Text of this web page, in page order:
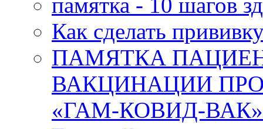
Как сделать
ПАМЯТКА
ВАКЦИНАЦИИ
«ГАМ-КОВИД-ВАК»